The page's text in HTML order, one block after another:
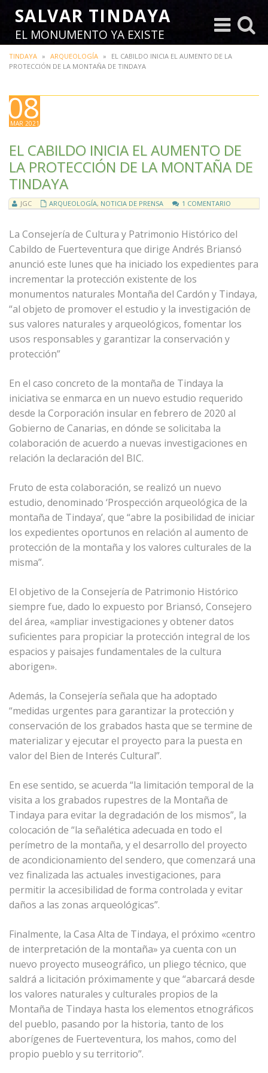
SALVAR TINDAYA
EL MONUMENTO YA EXISTE
search
Toggle
navigation
TINDAYA » ARQUEOLOGÍA »
EL CABILDO INICIA EL AUMENTO DE LA
PROTECCIÓN DE LA MONTAÑA DE TINDAYA
08
MAR 2021
EL CABILDO INICIA EL AUMENTO DE
LA PROTECCIÓN DE LA MONTAÑA DE
TINDAYA
JGC ARQUEOLOGÍA, NOTICIA DE PRENSA 1 COMENTARIO
La Consejería de Cultura y Patrimonio Histórico del
Cabildo de Fuerteventura que dirige Andrés Briansó
anunció este lunes que ha iniciado los expedientes para
incrementar la protección existente de los
monumentos naturales Montaña del Cardón y Tindaya,
“al objeto de promover el estudio y la investigación de
sus valores naturales y arqueológicos, fomentar los
usos responsables y garantizar la conservación y
protección”
En el caso concreto de la montaña de Tindaya la
iniciativa se enmarca en un nuevo estudio requerido
desde la Corporación insular en febrero de 2020 al
Gobierno de Canarias, en dónde se solicitaba la
colaboración de acuerdo a nuevas investigaciones en
relación la declaración del BIC.
Fruto de esta colaboración, se realizó un nuevo
estudio, denominado ‘Prospección arqueológica de la
montaña de Tindaya’, que “abre la posibilidad de iniciar
los expedientes oportunos en relación al aumento de
protección de la montaña y los valores culturales de la
misma”.
El objetivo de la Consejería de Patrimonio Histórico
siempre fue, dado lo expuesto por Briansó, Consejero
del área, «ampliar investigaciones y obtener datos
suficientes para propiciar la protección integral de los
espacios y paisajes fundamentales de la cultura
aborigen».
Además, la Consejería señala que ha adoptado
“medidas urgentes para garantizar la protección y
conservación de los grabados hasta que se termine de
materializar y ejecutar el proyecto para la puesta en
valor del Bien de Interés Cultural”.
En ese sentido, se acuerda “la limitación temporal de la
visita a los grabados rupestres de la Montaña de
Tindaya para evitar la degradación de los mismos”, la
colocación de “la señalética adecuada en todo el
perímetro de la montaña, y el desarrollo del proyecto
de acondicionamiento del sendero, que comenzará una
vez finalizada las actuales investigaciones, para
permitir la accesibilidad de forma controlada y evitar
daños a las zonas arqueológicas”.
Finalmente, la Casa Alta de Tindaya, el próximo «centro
de interpretación de la montaña» ya cuenta con un
nuevo proyecto museográfico, un pliego técnico, que
saldrá a licitación próximamente y que “abarcará desde
los valores naturales y culturales propios de la
Montaña de Tindaya hasta los elementos etnográficos
del pueblo, pasando por la historia, tanto de los
aborígenes de Fuerteventura, los mahos, como del
propio pueblo y su territorio”.